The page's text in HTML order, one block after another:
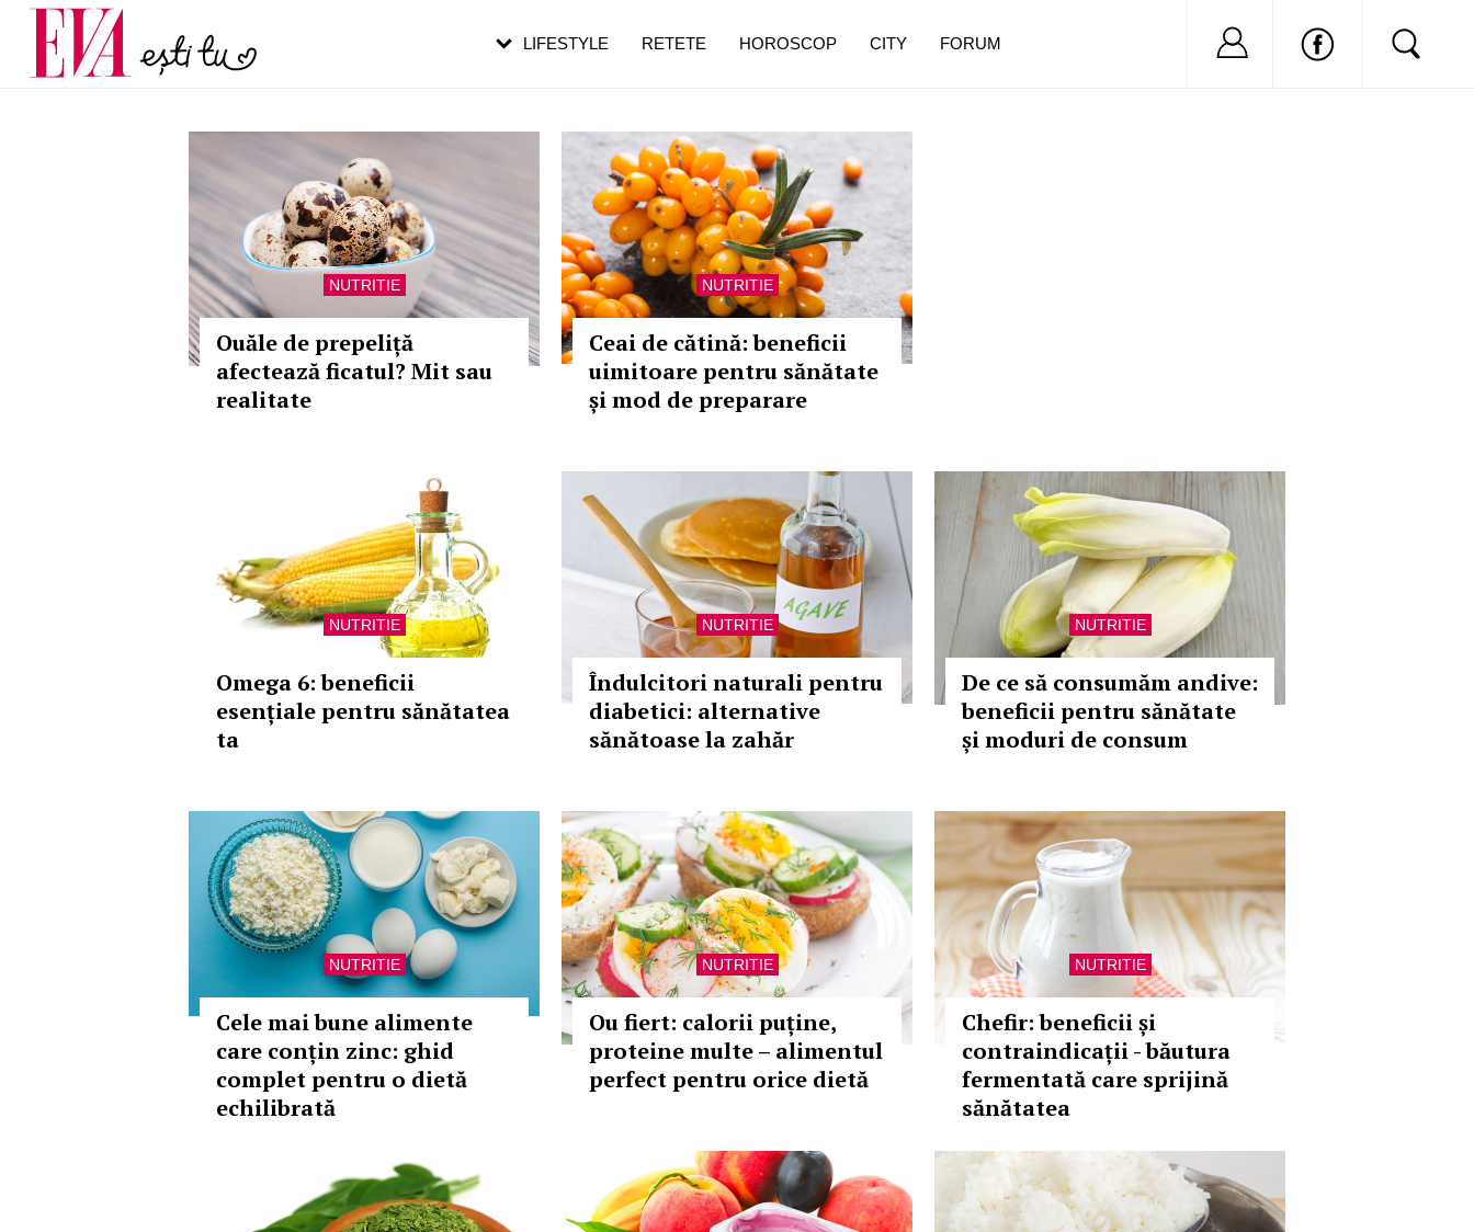
NUTRITIE
Ouăle de prepeliță
afectează ficatul? Mit sau
realitate
NUTRITIE
Ceai de cătină: beneficii
uimitoare pentru sănătate
și mod de preparare
NUTRITIE
Omega 6: beneficii
esențiale pentru sănătatea
ta
NUTRITIE
Îndulcitori naturali pentru
diabetici: alternative
sănătoase la zahăr
NUTRITIE
De ce să consumăm andive:
beneficii pentru sănătate
și moduri de consum
NUTRITIE
Cele mai bune alimente
care conțin zinc: ghid
complet pentru o dietă
echilibrată
NUTRITIE
Ou fiert: calorii puține,
proteine multe – alimentul
perfect pentru orice dietă
NUTRITIE
Chefir: beneficii și
contraindicații - băutura
fermentată care sprijină
sănătatea
LIFESTYLE RETETE HOROSCOP CITY FORUM Nu ai cont?
Carieră
Actualitate
pe măsură ce înaintezi în vârstă
de dureroasă este investigația